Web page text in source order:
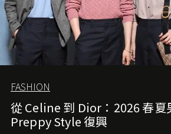
FASHION
從 Celine 到 Dior：2026 春夏
Preppy Style 復興